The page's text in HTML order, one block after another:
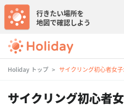
行きたい場所を
地図で確認しよう
Holiday トップ サイクリング初心者女子
サイクリング初心者